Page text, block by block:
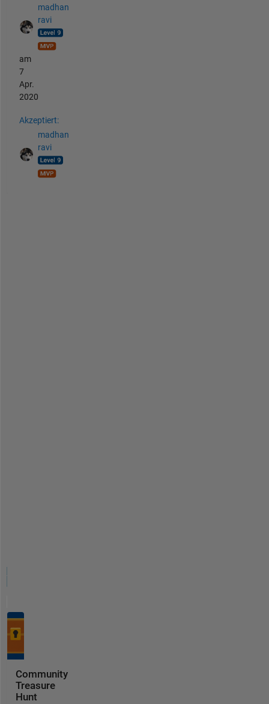
madhan
ravi
am
7
Apr.
2020
Akzeptiert:
madhan
ravi
Community
Treasure
Hunt